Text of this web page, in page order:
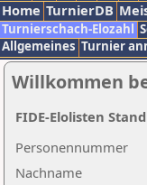
Home TurnierDB
Turnierschach-Elozahl
Allgemeines Turnier
Willkommen
Nachname
Personennummer
FIDE-Elolisten Stand